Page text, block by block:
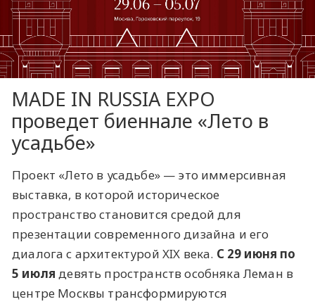
MADE IN RUSSIA EXPO
проведет биеннале «Лето в
усадьбе»
Проект «Лето в усадьбе» — это иммерсивная
выставка, в которой историческое
пространство становится средой для
презентации современного дизайна и его
диалога с архитектурой XIX века. С 29 июня по
5 июлядевять пространств особняка Леман в
центре Москвы трансформируются